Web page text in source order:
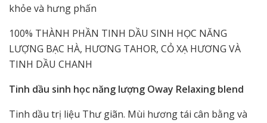
khỏe và hưng phấn
100% THÀNH PHẦN TINH DẦU SINH HỌC NĂNG
LƯỢNG BẠC HÀ, HƯƠNG TAHOR, CỎ XẠ HƯƠNG VÀ
TINH DẦU CHANH
Tinh dầu sinh học năng lượng Oway Relaxing blend
Tinh dầu trị liệu Thư giãn. Mùi hương tái cân bằng và